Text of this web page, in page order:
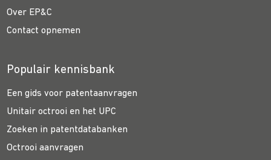
Over EP&C
Contact opnemen
Populair kennisbank
Een gids voor patentaanvragen
Unitair octrooi en het UPC
Zoeken in patentdatabanken
Octrooi aanvragen